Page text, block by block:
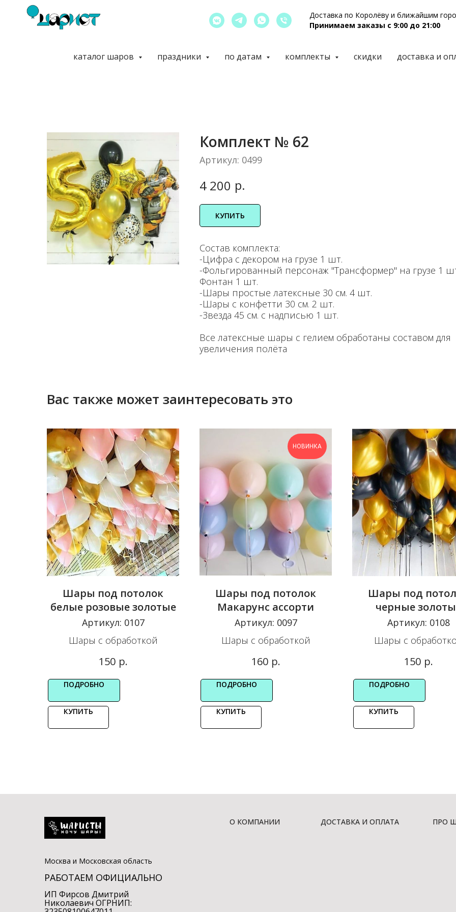
Доставка по Королёву и ближайшим
Принимаем заказы с 9:00 до 21:00
каталог шаров праздники по датам комплекты скидки доставка и
Комплект № 62
Артикул: 0499
4 200 р.
КУПИТЬ
Состав комплекта:
-Цифра с декором на грузе 1 шт.
-Фольгированный персонаж "Трансформер" на грузе 1
Фонтан 1 шт.
-Шары простые латексные 30 см. 4 шт.
-Шары с конфетти 30 см. 2 шт.
-Звезда 45 см. с надписью 1 шт.
Все латексные шары с гелием обработаны составом для
увеличения полёта
Вас также может заинтересовать это
Шары под потолок
белые розовые золотые
Артикул: 0107
Шары с обработкой
150 р.
ПОДРОБНО
КУПИТЬ
НОВИНКА
Шары под потолок
Макарунс ассорти
Артикул: 0097
Шары с обработкой
160 р.
ПОДРОБНО
КУПИТЬ
Шары под
черные
Артикул: 0108
Шары с
150 р.
ПОДРОБНО
КУПИТЬ
Москва и Московская область
РАБОТАЕМ ОФИЦИАЛЬНО
ИП Фирсов Дмитрий
Николаевич ОГРНИП:
О КОМПАНИИ ДОСТАВКА И ОПЛАТА ПРО